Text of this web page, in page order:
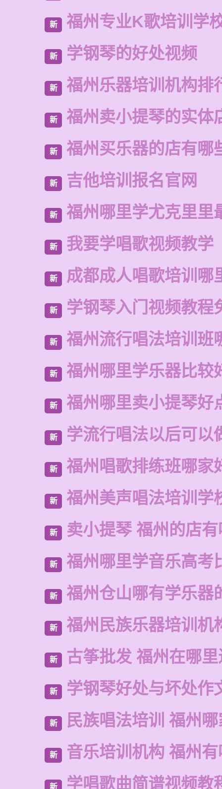
新 福州专业K歌培训学
新 学钢琴的好处视频
新 福州乐器培训机构排
新 福州卖小提琴的实体
新 福州买乐器的店有哪
新 吉他培训报名官网
新 福州哪里学尤克里里
新 我要学唱歌视频教学
新 成都成人唱歌培训哪
新 学钢琴入门视频教程
新 福州流行唱法培训班
新 福州哪里学乐器比较
新 福州哪里卖小提琴好
新 学流行唱法以后可以
新 福州唱歌排练班哪家
新 福州美声唱法培训学
新 卖小提琴 福州的店
新 福州哪里学音乐高考
新 福州仓山哪有学乐器
新 福州民族乐器培训机
新 古筝批发 福州在哪
新 学钢琴好处与坏处作
新 民族唱法培训 福州
新 音乐培训机构 福州
新 学唱歌曲简谱视频教